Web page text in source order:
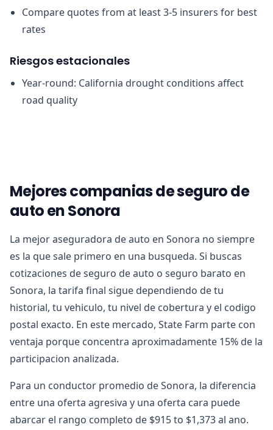
Compare quotes from at least 3-5 insurers for best
rates
Riesgos estacionales
Year-round: California drought conditions affect
road quality
Mejores companias de seguro de
auto en Sonora
La mejor aseguradora de auto en Sonora no siempre
es la que sale primero en una busqueda. Si buscas
cotizaciones de seguro de auto o seguro barato en
Sonora, la tarifa final sigue dependiendo de tu
historial, tu vehiculo, tu nivel de cobertura y el codigo
postal exacto. En este mercado, State Farm parte con
ventaja porque concentra aproximadamente 15% de la
participacion analizada.
Para un conductor promedio de Sonora, la diferencia
entre una oferta agresiva y una oferta cara puede
abarcar el rango completo de $915 to $1,373 al ano.